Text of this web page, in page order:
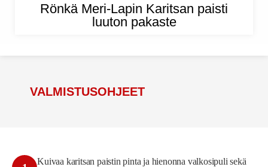
Rönkä Meri-Lapin Karitsan paisti
luuton pakaste
VALMISTUSOHJEET
Kuivaa karitsan paistin pinta ja hienonna valkosipuli sekä